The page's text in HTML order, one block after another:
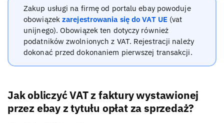
Zakup usługi na firmę od portalu ebay powoduje
obowiązek zarejestrowania się do VAT UE(vat
unijnego). Obowiązek ten dotyczy również
podatników zwolnionych z VAT. Rejestracji należy
dokonać przed dokonaniem pierwszej transakcji.
Jak obliczyć VAT z faktury wystawionej
przez ebay z tytułu opłat za sprzedaż?